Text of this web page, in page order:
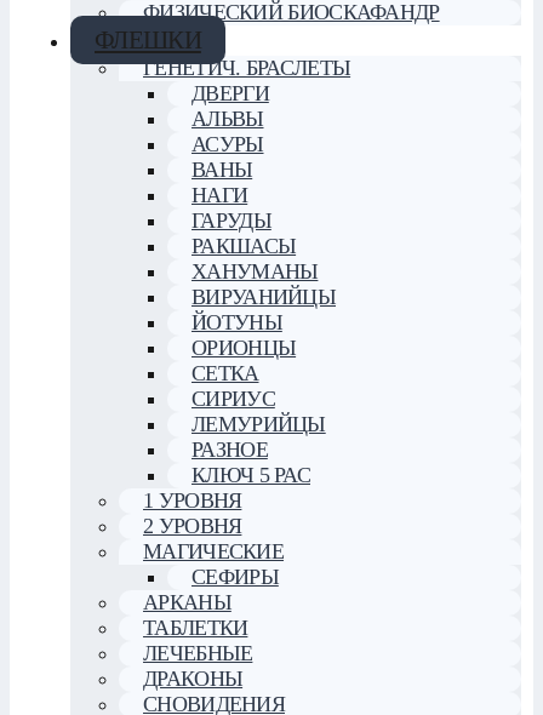
ФИЗИЧЕСКИЙ БИОСКАФАНДР
ФЛЕШКИ
ГЕНЕТИЧ. БРАСЛЕТЫ
ДВЕРГИ
АЛЬВЫ
АСУРЫ
ВАНЫ
НАГИ
ГАРУДЫ
РАКШАСЫ
ХАНУМАНЫ
ВИРУАНИЙЦЫ
ЙОТУНЫ
ОРИОНЦЫ
СЕТКА
СИРИУС
ЛЕМУРИЙЦЫ
РАЗНОЕ
КЛЮЧ 5 РАС
1 УРОВНЯ
2 УРОВНЯ
МАГИЧЕСКИЕ
СЕФИРЫ
АРКАНЫ
ТАБЛЕТКИ
ЛЕЧЕБНЫЕ
ДРАКОНЫ
СНОВИДЕНИЯ